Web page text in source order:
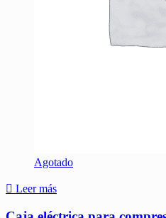
Agotado
Leer más